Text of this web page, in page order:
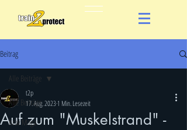
Beitrag
Alle Beiträge
Krav Maga
Alle Beiträge
Auf zum "Muskelstrand" -
t2p
17. Aug. 20231 Min. Lesezeit